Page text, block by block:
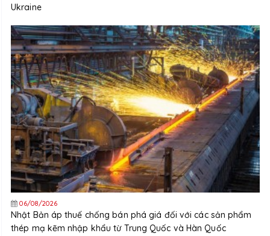
Ukraine
06/08/2026
Nhật Bản áp thuế chống bán phá giá đối với các sản phẩm
thép mạ kẽm nhập khẩu từ Trung Quốc và Hàn Quốc